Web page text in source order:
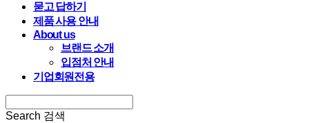
묻고 답하기
제품 사용 안내
About us
브랜드 소개
입점처 안내
기업회원전용
Search 검색